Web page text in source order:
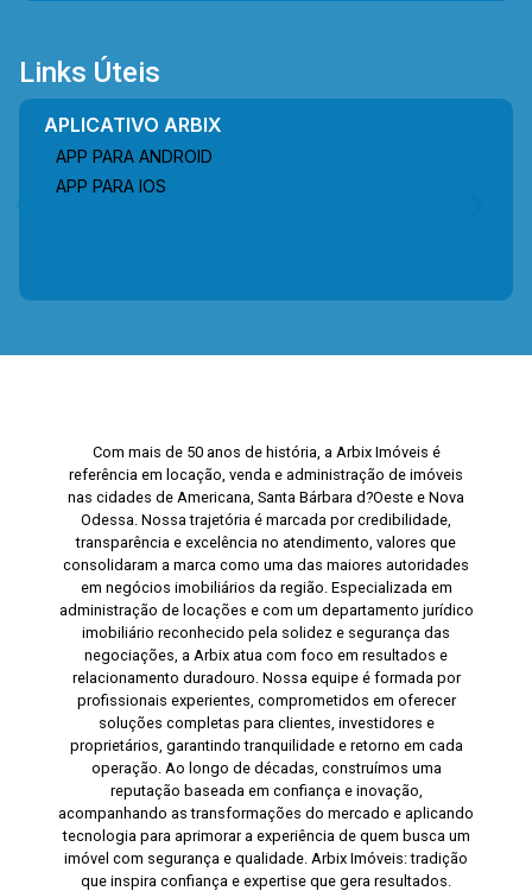
Links Úteis
APLICATIVO ARBIX
APP PARA ANDROID
APP PARA IOS
Com mais de 50 anos de história, a Arbix Imóveis é
referência em locação, venda e administração de imóveis
nas cidades de Americana, Santa Bárbara d?Oeste e Nova
Odessa. Nossa trajetória é marcada por credibilidade,
transparência e excelência no atendimento, valores que
consolidaram a marca como uma das maiores autoridades
em negócios imobiliários da região. Especializada em
administração de locações e com um departamento jurídico
imobiliário reconhecido pela solidez e segurança das
negociações, a Arbix atua com foco em resultados e
relacionamento duradouro. Nossa equipe é formada por
profissionais experientes, comprometidos em oferecer
soluções completas para clientes, investidores e
proprietários, garantindo tranquilidade e retorno em cada
operação. Ao longo de décadas, construímos uma
reputação baseada em confiança e inovação,
acompanhando as transformações do mercado e aplicando
tecnologia para aprimorar a experiência de quem busca um
imóvel com segurança e qualidade. Arbix Imóveis: tradição
que inspira confiança e expertise que gera resultados.